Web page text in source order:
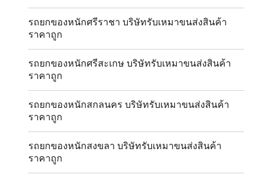
รถยกของหนักศรีราชา บริษัทรับเหมาขนส่งสินค้า
ราคาถูก
รถยกของหนักศรีสะเกษ บริษัทรับเหมาขนส่งสินค้า
ราคาถูก
รถยกของหนักสกลนคร บริษัทรับเหมาขนส่งสินค้า
ราคาถูก
รถยกของหนักสงขลา บริษัทรับเหมาขนส่งสินค้า
ราคาถูก